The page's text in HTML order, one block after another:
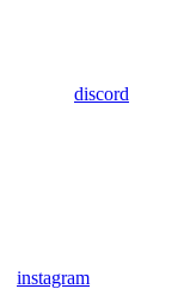
discord
instagram